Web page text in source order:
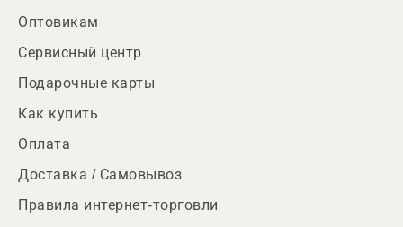
Оптовикам
Сервисный центр
Подарочные карты
Как купить
Оплата
Доставка / Самовывоз
Правила интернет-торговли